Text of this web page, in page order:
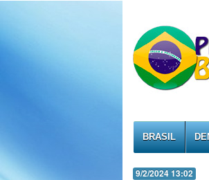
BRASIL
9/2/2024 13:02